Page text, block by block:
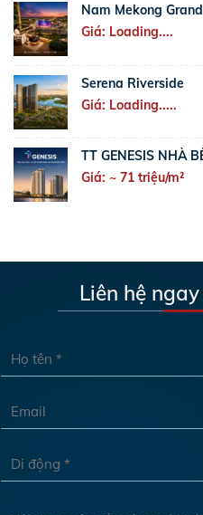
Nam Mekong
Giá: Loading....
Serena Riverside
Giá: Loading.....
TT GENESIS NHÀ
Giá: ~ 71 triệu/m²
Liên hệ